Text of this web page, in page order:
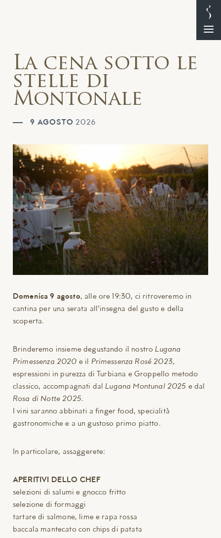
La cena sotto le
stelle di
Montonale
9 AGOSTO 2026
Domenica 9 agosto, alle ore 19:30, ci ritroveremo in
cantina per una serata all'insegna del gusto e della
scoperta.
Brinderemo insieme degustando il nostroLugana
Primessenza 2020 e il Primessenza Rosé 2023,
espressioni in purezza di Turbiana e Groppello metodo
classico, accompagnati dalLugana Montunal 2025 e dal
Rosa di Notte 2025.
I vini saranno abbinati a finger food, specialità
gastronomiche e a un gustoso primo piatto.
In particolare, assaggerete:
APERITIVI DELLO CHEF
selezioni di salumi e gnocco fritto
selezione di formaggi
tartare di salmone, lime e rapa rossa
baccala mantecato con chips di patata